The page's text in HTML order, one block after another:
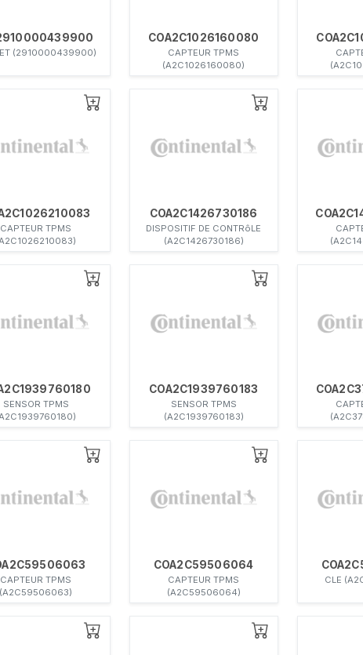
(2910000439900)
COA2C1026160080
CAPTEUR TPMS
(A2C1026160080)
CAPTEUR TPMS
COA2C1426730186
DISPOSITIF DE CONTRôLE
(A2C1426730186)
SENSOR TPMS
COA2C1939760183
SENSOR TPMS
(A2C1939760183)
CAPTEUR TPMS
(A2C59506063)
COA2C59506064
CAPTEUR TPMS
(A2C59506064)
CLE